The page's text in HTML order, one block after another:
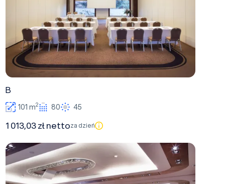
B
101 m2 80 45
1 013,03 zł nettoza dzień
A